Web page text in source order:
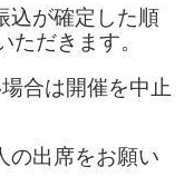
込が確定した順
だきます。
合は開催を中止
の出席をお願い